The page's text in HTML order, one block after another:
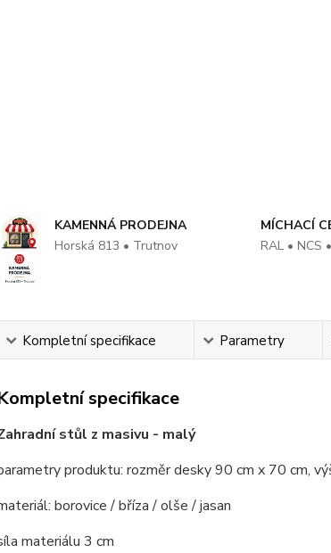
KAMENNÁ PRODEJNA
Horská 813 • Trutnov
MÍCHACÍ
RAL • NCS
Kompletní specifikace Parametry
specifikace
stůl z masivu - malý
produktu: rozměr desky 90 cm x 70 cm,
borovice / bříza / olše / jasan
materiálu 3 cm